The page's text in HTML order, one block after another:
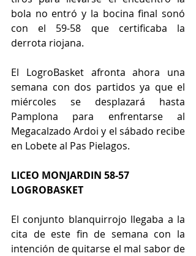
bola no entró y la bocina final sonó
con el 59-58 que certificaba la
derrota riojana.
El LogroBasket afronta ahora una
semana con dos partidos ya que el
miércoles se desplazará hasta
Pamplona para enfrentarse al
Megacalzado Ardoi y el sábado recibe
en Lobete al Pas Pielagos.
LICEO MONJARDIN 58-57
LOGROBASKET
El conjunto blanquirrojo llegaba a la
cita de este fin de semana con la
intención de quitarse el mal sabor de